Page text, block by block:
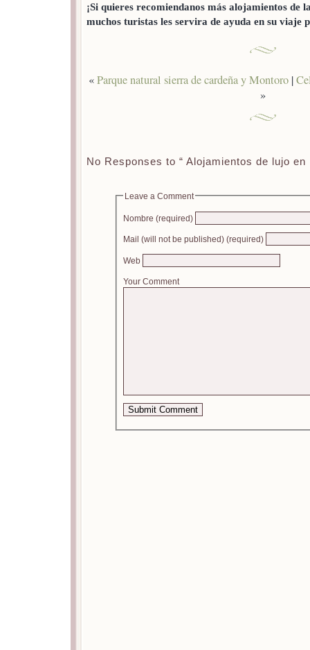
¡Si quieres recomiendanos más alojamientos de
muchos turistas les servira de ayuda en su viaje
«Parque natural sierra de cardeña y Montoro |
»
No Responses to “ Alojamientos de lujo en
Leave a Comment
Nombre (required)
Mail (will not be published) (required)
Web
Your Comment